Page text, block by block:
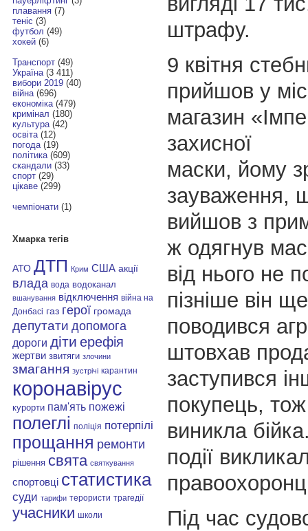
плавання(7)
теніс (3)
футбол (49)
хокей(6)
Транспорт(49)
Україна(3 411)
вибори 2019(40)
війна(696)
економіка(479)
кримінал (180)
культура(42)
освіта(12)
погода(19)
політика(609)
скандали(33)
спорт(29)
цікаве(299)
чемпіонати(1)
Хмарка тегів
АТО ДТП Крим США акції
влада вода водоканал
вшанування відключення війна на
Донбасі газ герої громада
депутати допомога
дороги діти ерефія
жертви звитяги злочини
змагання зустрічі карантин
коронавірус
курорти пам'ять пожежі
полеглі поліція потерпілі
прощання ремонти
рішення свята святкування
спортовці статистика
суди тарифи терористи трагедії
учасники школи
штрафу.
9 квітня
прийшов у
магазин
захисної
маски, йому
зауваження,
вийшов з
ж одягнув
від нього не
пізніше він
поводився
штовхав
заступився
покупець,
виникла
події
Під час